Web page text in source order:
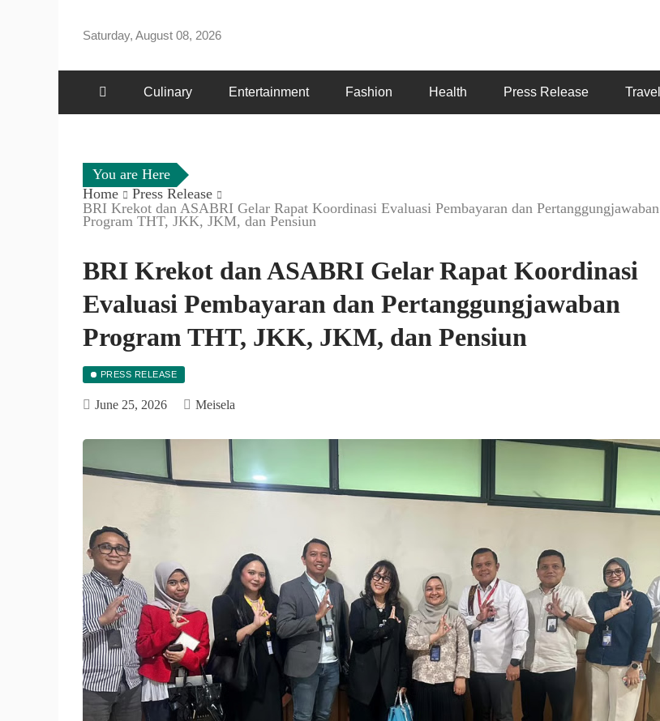
Saturday, August 08, 2026
Culinary Entertainment Fashion Health Press Release Travel
You are Here
Home
Press Release
BRI Krekot dan ASABRI Gelar Rapat Koordinasi Evaluasi Pembayaran dan Pertanggungjawaban
Program THT, JKK, JKM, dan Pensiun
BRI Krekot dan ASABRI Gelar Rapat Koordinasi
Evaluasi Pembayaran dan Pertanggungjawaban
Program THT, JKK, JKM, dan Pensiun
PRESS RELEASE
June 25, 2026 Meisela